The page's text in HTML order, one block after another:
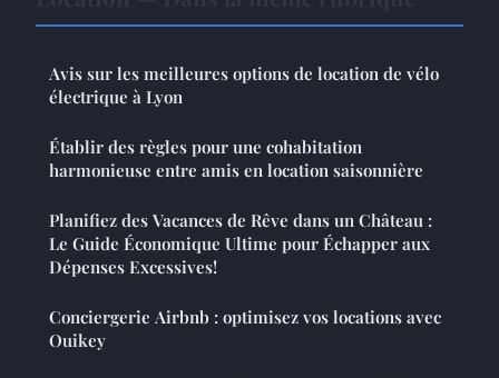
Avis sur les meilleures options de location de vélo
électrique à Lyon
Établir des règles pour une cohabitation
harmonieuse entre amis en location saisonnière
Planifiez des Vacances de Rêve dans un Château :
Le Guide Économique Ultime pour Échapper aux
Dépenses Excessives!
Conciergerie Airbnb : optimisez vos locations avec
Ouikey